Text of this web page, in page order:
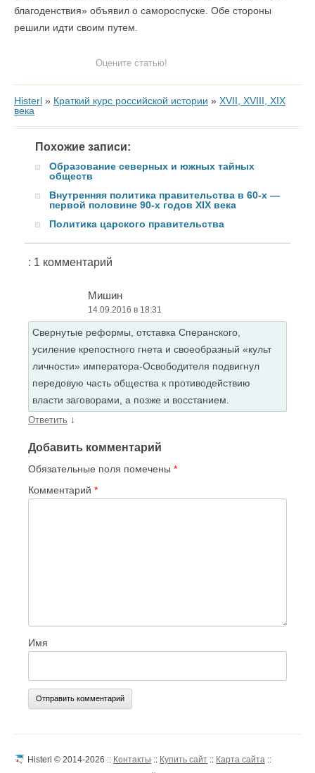
благоденствия» объявил о самороспуске. Обе стороны
решили идти своим путем.
Оцените статью!
Histerl » Краткий курс российской истории » XVII, XVIII, XIX
века
Похожие записи:
Образование северных и южных тайных
обществ
Внутренняя политика правительства в 60-х —
первой половине 90-х годов XIX века
Политика царского правительства
: 1 комментарий
Мишин
14.09.2016 в 18:31
Свернутые реформы, отставка Сперанского,
усиление крепостного гнета и своеобразный «культ
личности» императора-Освободителя подвигнул
передовую часть общества к противодействию
власти заговорами, а позже и восстанием.
Ответить ↓
Добавить комментарий
Обязательные поля помечены *
Комментарий *
Имя
Histerl © 2014-2026 :: Контакты :: Купить сайт :: Карта сайта ::